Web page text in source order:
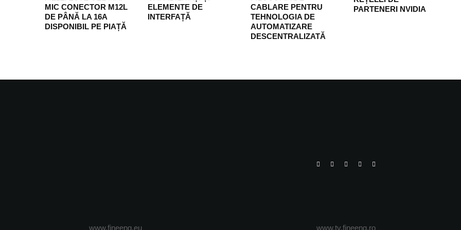
MIC CONECTOR M12L
DE PÂNĂ LA 16A
DISPONIBIL PE PIAȚĂ
ELEMENTE DE
INTERFAȚĂ
CABLARE PENTRU
TEHNOLOGIA DE
AUTOMATIZARE
DESCENTRALIZATĂ
PARTENERI NVIDIA
www.fineeng.eu www.tv.fineeng.ro